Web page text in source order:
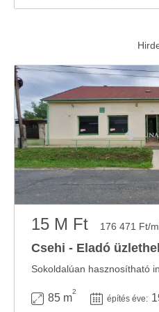
Ön által használt más
15 M Ft 176 471 Ft/m
Csehi - Eladó
85 m
2
építés éve: